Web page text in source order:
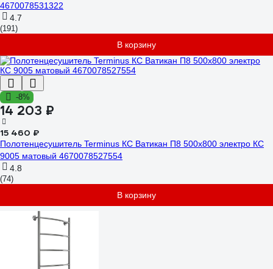
4670078531322
4.7
(191)
В корзину
-8%
14 203 ₽
15 460 ₽
Полотенцесушитель Terminus КС Ватикан П8 500x800 электро КС
9005 матовый 4670078527554
4.8
(74)
В корзину